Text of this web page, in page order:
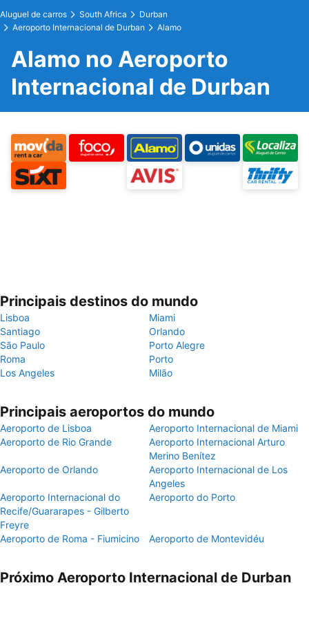
Aluguel de carros South Africa
Durban
Aeroporto Internacional de Durban
Alamo
Alamo no Aeroporto
Internacional de Durban
Principais destinos do mundo
Lisboa
Miami
Santiago
Orlando
São Paulo
Porto Alegre
Roma
Porto
Los Angeles
Milão
Principais aeroportos do mundo
Aeroporto de Lisboa
Aeroporto Internacional de Miami
Aeroporto de Rio Grande
Aeroporto Internacional Arturo
Merino Benítez
Aeroporto de Orlando
Aeroporto Internacional de Los
Angeles
Aeroporto Internacional do
Recife/Guararapes - Gilberto
Freyre
Aeroporto do Porto
Aeroporto de Roma - Fiumicino Aeroporto de Montevidéu
Próximo Aeroporto Internacional de Durban